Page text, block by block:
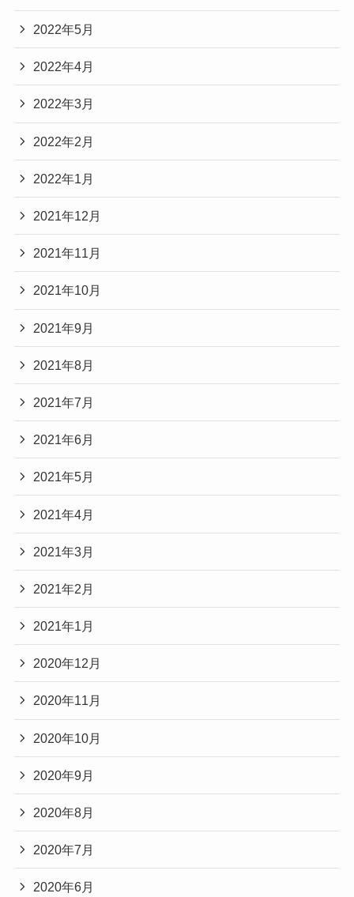
2022年5月
2022年4月
2022年3月
2022年2月
2022年1月
2021年12月
2021年11月
2021年10月
2021年9月
2021年8月
2021年7月
2021年6月
2021年5月
2021年4月
2021年3月
2021年2月
2021年1月
2020年12月
2020年11月
2020年10月
2020年9月
2020年8月
2020年7月
2020年6月